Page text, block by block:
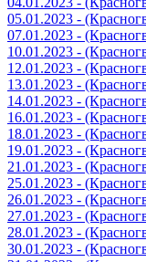
05.01.2023 -
07.01.2023 -
10.01.2023 -
12.01.2023 -
13.01.2023 -
14.01.2023 -
16.01.2023 -
18.01.2023 -
19.01.2023 -
21.01.2023 -
25.01.2023 -
26.01.2023 -
27.01.2023 -
28.01.2023 -
30.01.2023 -